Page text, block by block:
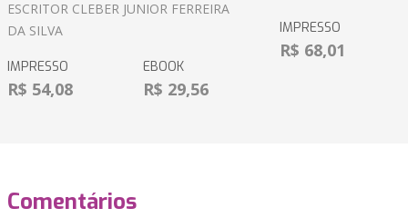
ESCRITOR CLEBER JUNIOR FERREIRA
DA SILVA
IMPRESSO
R$ 54,08
EBOOK
R$ 29,56
IMPRESSO
R$ 68,01
Comentários